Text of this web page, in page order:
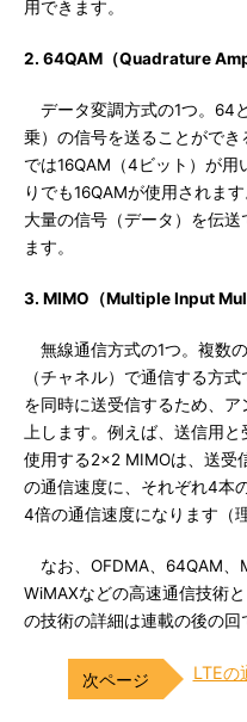
用できます。
2. 64QAM（Quadrature
データ変調方式の1つ。64
乗）の信号を送ることがで
では16QAM（4ビット）が用
りでも16QAMが使用されま
大量の信号（データ）を伝
ます。
3. MIMO（Multiple Input
無線通信方式の1つ。複数
（チャネル）で通信する方
を同時に送受信するため、
上します。例えば、送信用
使用する2×2 MIMOは、送受
の通信速度に、それぞれ4本
4倍の通信速度になります（
なお、OFDMA、64QAM、
WiMAXなどの高速通信技術
の技術の詳細は連載の後の回
LTEの